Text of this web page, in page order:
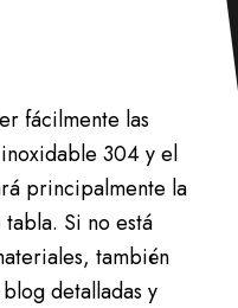
fácilmente las
304 y el
principalmente la
Si no está
también
detalladas y